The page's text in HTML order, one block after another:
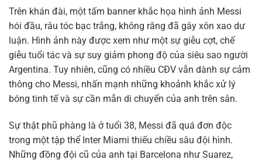
Trên khán đài, một tấm banner khắc họa hình ảnh Messi
hói đầu, râu tóc bạc trắng, không răng đã gây xôn xao dư
luận. Hình ảnh này được xem như một sự giễu cợt, chế
giễu tuổi tác và sự suy giảm phong độ của siêu sao người
Argentina. Tuy nhiên, cũng có nhiều CĐV vẫn dành sự cảm
thông cho Messi, nhấn mạnh những khoảnh khắc xử lý
bóng tinh tế và sự cần mẫn di chuyển của anh trên sân.
Sự thật phũ phàng là ở tuổi 38, Messi đã quá đơn độc
trong một tập thể Inter Miami thiếu chiều sâu đội hình.
Những đồng đội cũ của anh tại Barcelona như Suarez,